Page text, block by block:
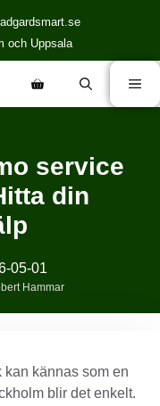
och Uppsala
service
din
05-01
Hammar
kännas som en
blir det enkelt.